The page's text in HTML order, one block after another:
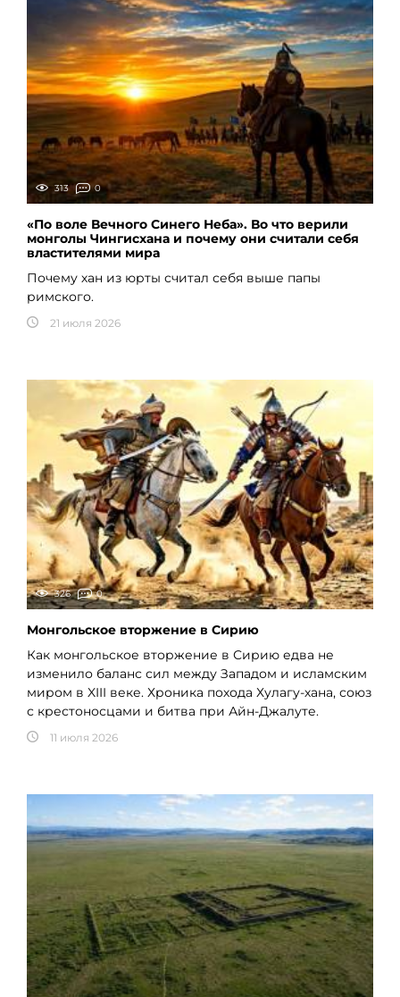
313 0
«По воле Вечного Синего Неба». Во что верили
монголы Чингисхана и почему они считали себя
властителями мира
Почему хан из юрты считал себя выше папы
римского.
21 июля 2026
326 0
Монгольское вторжение в Сирию
Как монгольское вторжение в Сирию едва не
изменило баланс сил между Западом и исламским
миром в XIII веке. Хроника похода Хулагу-хана, союз
с крестоносцами и битва при Айн-Джалуте.
11 июля 2026